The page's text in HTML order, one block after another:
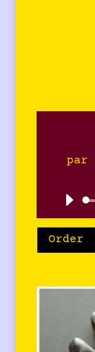
par
Order